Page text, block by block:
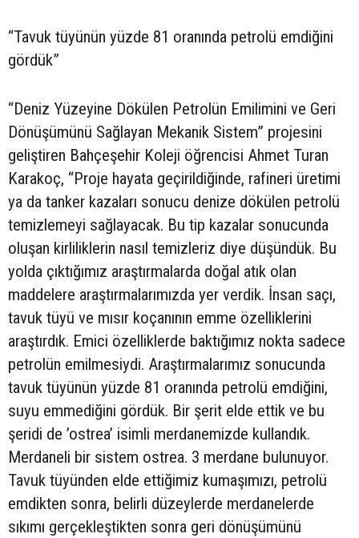
“Tavuk tüyünün yüzde 81 oranında petrolü emdiğini
gördük”
“Deniz Yüzeyine Dökülen Petrolün Emilimini ve Geri
Dönüşümünü Sağlayan Mekanik Sistem” projesini
geliştiren Bahçeşehir Koleji öğrencisi Ahmet Turan
Karakoç, “Proje hayata geçirildiğinde, rafineri üretimi
ya da tanker kazaları sonucu denize dökülen petrolü
temizlemeyi sağlayacak. Bu tip kazalar sonucunda
oluşan kirliliklerin nasıl temizleriz diye düşündük. Bu
yolda çıktığımız araştırmalarda doğal atık olan
maddelere araştırmalarımızda yer verdik. İnsan saçı,
tavuk tüyü ve mısır koçanının emme özelliklerini
araştırdık. Emici özelliklerde baktığımız nokta sadece
petrolün emilmesiydi. Araştırmalarımız sonucunda
tavuk tüyünün yüzde 81 oranında petrolü emdiğini,
suyu emmediğini gördük. Bir şerit elde ettik ve bu
şeridi de ’ostrea’ isimli merdanemizde kullandık.
Merdaneli bir sistem ostrea. 3 merdane bulunuyor.
Tavuk tüyünden elde ettiğimiz kumaşımızı, petrolü
emdikten sonra, belirli düzeylerde merdanelerde
sıkımı gerçekleştikten sonra geri dönüşümünü